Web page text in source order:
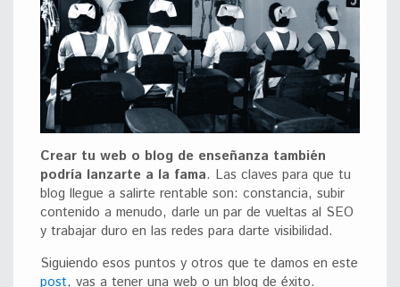
Crear tu web o blog de enseñanza también
podría lanzarte a la fama. Las claves para que tu
blog llegue a salirte rentable son: constancia, subir
contenido a menudo, darle un par de vueltas al SEO
y trabajar duro en las redes para darte visibilidad.
Siguiendo esos puntos y otros que te damos en este
post, vas a tener una web o un blog de éxito.